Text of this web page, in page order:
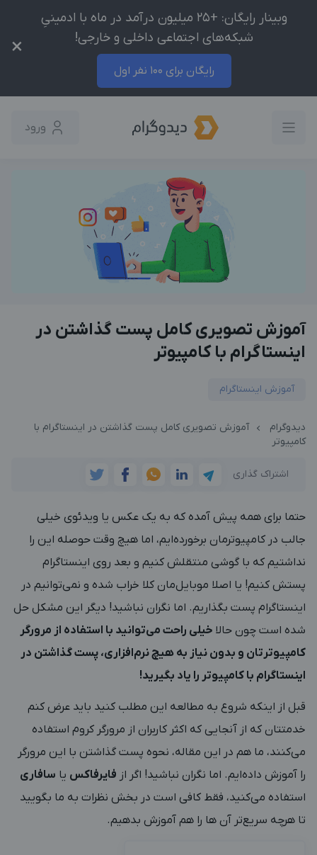
وبینار رایگان: +25 میلیون درآمد در ماه با ادمینیِ
شبکه‌های اجتماعی داخلی و خارجی!
رایگان برای 100 نفر اول
×
ورود
آموزش تصویری کامل پست گذاشتن در
اینستاگرام با کامپیوتر
آموزش اینستاگرام
دیدوگرام
آموزش تصویری کامل پست گذاشتن در اینستاگرام با
کامپیوتر
اشتراک گذاری
حتما برای همه پیش آمده که به یک عکس یا ویدئوی خیلی
جالب در کامپیوترمان برخورده‌ایم، اما هیچ وقت حوصله این را
نداشتیم که با گوشی منتقلش کنیم و بعد روی اینستاگرام
پستش کنیم! یا اصلا موبایل‌مان کلا خراب شده و نمی‌توانیم در
اینستاگرام پست بگذاریم. اما نگران نباشید! دیگر این مشکل حل
شده است چون حالا خیلی راحت می‌توانید با استفاده از مرورگر
کامپیوترتان و بدون نیاز به هیچ نرم‌افزاری، پست گذاشتن در
اینستاگرام با کامپیوتر را یاد بگیرید!
قبل از اینکه شروع به مطالعه این مطلب کنید باید عرض کنم
خدمتتان که از آنجایی که اکثر کاربران از مرورگر کروم استفاده
می‌کنند، ما هم در این مقاله، نحوه پست گذاشتن با این مرورگر
را آموزش داده‌ایم. اما نگران نباشید! اگر از فایرفاکس یا سافاری
استفاده می‌کنید، فقط کافی است در بخش نظرات به ما بگویید
تا هرچه سریع‌تر آن ها را هم آموزش بدهیم.